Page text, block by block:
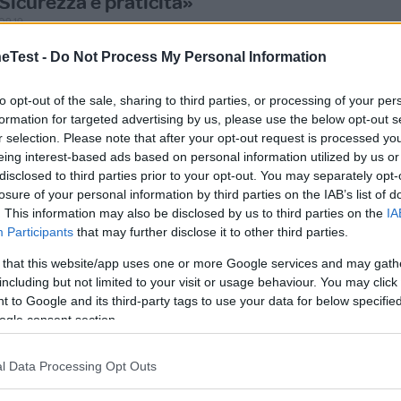
- Do Not Process My Personal Information
opt-out of the sale, sharing to third parties, or processing of your
for targeted advertising by us, please use the below opt-out
selection. Please note that after your opt-out request is processed
interest-based ads based on personal information utilized by us
to third parties prior to your opt-out. You may separately
of your personal information by third parties on the IAB’s list of
This information may also be disclosed by us to third parties on the
Participants that may further disclose it to other third parties.
that this website/app uses one or more Google services and may
but not limited to your visit or usage behaviour. You may
to Google and its third-party tags to use your data for below
consent section.
Data Processing Opt Outs
la nascita del secondo figlio abbiamo dovuto comprare
Utile (0)
a